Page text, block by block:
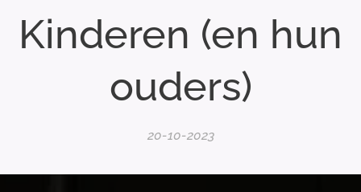
Kinderen (en hun
ouders)
20-10-2023